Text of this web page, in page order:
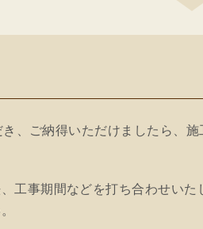
、ご納得いただけましたら、施
工事期間などを打ち合わせいた